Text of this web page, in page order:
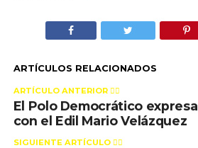
ARTÍCULOS RELACIONADOS
ARTÍCULO ANTERIOR 👉🏻
El Polo Democrático
con el Edil Mario Velázquez
SIGUIENTE ARTÍCULO 👈🏻